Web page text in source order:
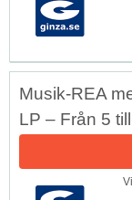
Musik-REA
LP – Från 5